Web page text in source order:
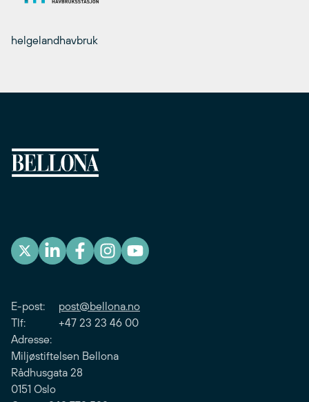
helgelandhavbruk
E-post: post@bellona.no
Tlf: +47 23 23 46 00
Adresse:
Miljøstiftelsen Bellona
Rådhusgata 28
0151 Oslo